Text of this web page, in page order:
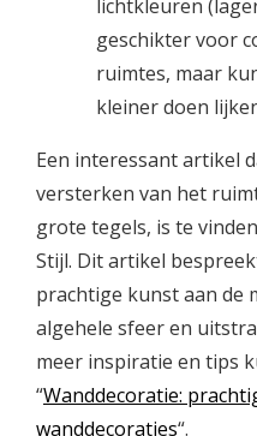
lichtkleuren
geschikter voor
ruimtes, maar
kleiner doen
Een interessant artikel
versterken van het
grote tegels, is te
Stijl. Dit artikel
prachtige kunst aan de
algehele sfeer en
meer inspiratie en tips
“Wanddecoratie:
wanddecoraties“.